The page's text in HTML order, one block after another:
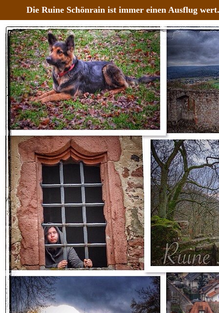
Die Ruine Schönrain ist immer einen Ausflug